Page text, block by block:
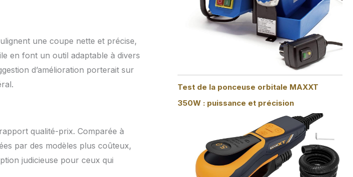
une coupe nette et précise,
en font un outil adaptable à divers
d’amélioration porterait sur
qualité-prix. Comparée à
par des modèles plus coûteux,
judicieuse pour ceux qui
Test de la ponceuse orbitale MAXXT
350W : puissance et précision